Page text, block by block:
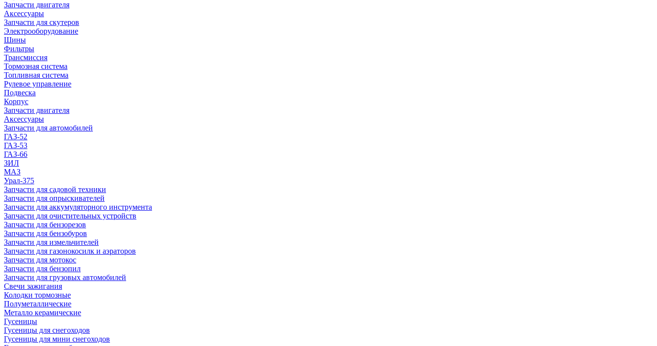
Запчасти двигателя
Аксессуары
Запчасти для скутеров
Электрооборудование
Шины
Фильтры
Трансмиссия
Тормозная система
Топливная система
Рулевое управление
Подвеска
Корпус
Запчасти двигателя
Аксессуары
Запчасти для автомобилей
ГАЗ-52
ГАЗ-53
ГАЗ-66
ЗИЛ
МАЗ
Урал-375
Запчасти для садовой техники
Запчасти для опрыскивателей
Запчасти для аккумуляторного инструмента
Запчасти для очистительных устройств
Запчасти для бензорезов
Запчасти для бензобуров
Запчасти для измельчителей
Запчасти для газонокосилк и аэраторов
Запчасти для мотокос
Запчасти для бензопил
Запчасти для грузовых автомобилей
Свечи зажигания
Колодки тормозные
Полуметаллические
Металло керамические
Гусеницы
Гусеницы для снегоходов
Гусеницы для мини снегоходов